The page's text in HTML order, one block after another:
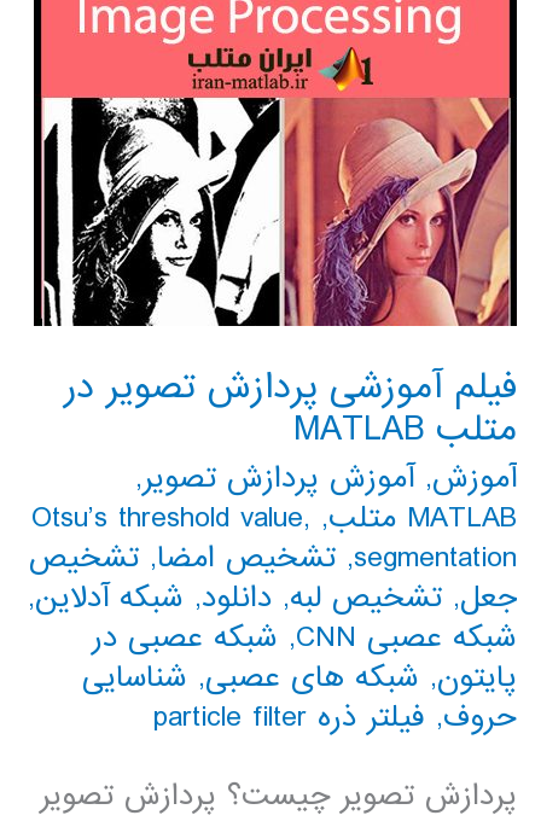
فیلم آموزشی پردازش تصویر در
متلب MATLAB
آموزش,آموزش پردازش تصویر,
MATLAB متلب
,
Otsu’s threshold value,
segmentation
, تشخیص امضا, تشخیص
جعل, تشخیص لبه, دانلود, شبکه آدلاین,
شبکه عصبی CNN
, شبکه عصبی در
پایتون, شبکه های عصبی, شناسایی
حروف, فیلتر ذره particle filter
پردازش تصویر چیست؟ پردازش تصویر